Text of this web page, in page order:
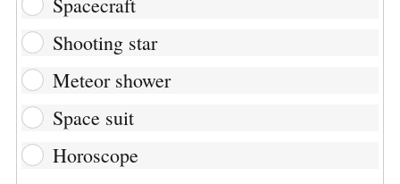
Shooting star
Meteor shower
Space suit
Horoscope